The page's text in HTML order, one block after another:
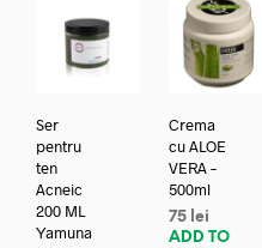
Ser
pentru
ten
Acneic
200 ML
Yamuna
Crema
cu ALOE
VERA –
500ml
75 lei
ADD TO